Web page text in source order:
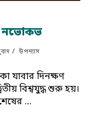
নভোকভ
/ উপন্যাস
যাবার দিনক্ষণ
বিশ্বযুদ্ধ শুরু হয়।
…